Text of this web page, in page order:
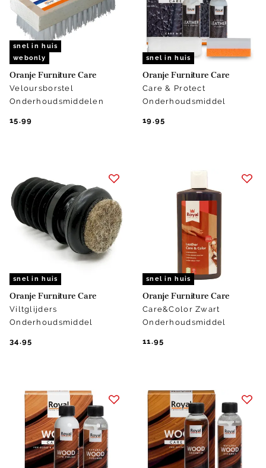
snel in huis
webonly
Oranje Furniture Care
Veloursborstel
Onderhoudsmiddelen
15.99
snel in huis
Oranje Furniture Care
Care & Protect
Onderhoudsmiddel
19.95
snel in huis
Oranje Furniture Care
Viltglijders
Onderhoudsmiddel
34.95
snel in huis
Oranje Furniture Care
Care&Color Zwart
Onderhoudsmiddel
11.95